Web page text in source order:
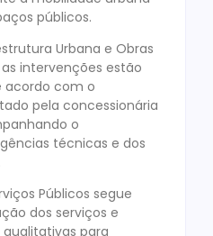
públicos.
Urbana e Obras
intervenções estão
acordo com o
pela concessionária
o
técnicas e dos
Públicos segue
dos serviços e
para